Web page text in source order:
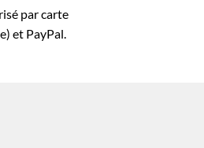
par carte
et PayPal.